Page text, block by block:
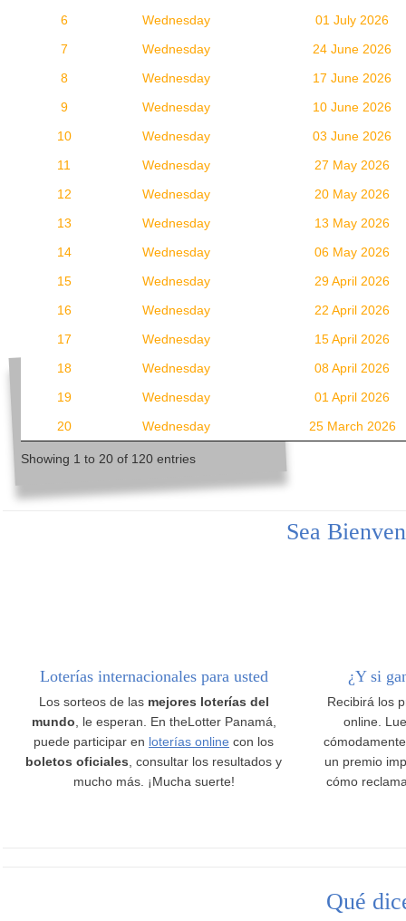
6
Wednesday
01 July 2026
7
Wednesday
24 June 2026
8
Wednesday
17 June 2026
9
Wednesday
10 June 2026
10
Wednesday
03 June 2026
11
Wednesday
27 May 2026
12
Wednesday
20 May 2026
13
Wednesday
13 May 2026
14
Wednesday
06 May 2026
15
Wednesday
29 April 2026
16
Wednesday
22 April 2026
17
Wednesday
15 April 2026
18
Wednesday
08 April 2026
19
Wednesday
01 April 2026
20
Wednesday 25 March 2026
Showing 1 to 20 of 120 entries
Sea
Loterías internacionales para usted
Los sorteos de las mejores loterías del
mundo , le esperan. En theLotter Panamá,
puede participar en loterías online con los
boletos oficiales , consultar los resultados y
mucho más. ¡Mucha suerte!
¿Y si
Recibirá los
online.
un premio
cómo
Qué